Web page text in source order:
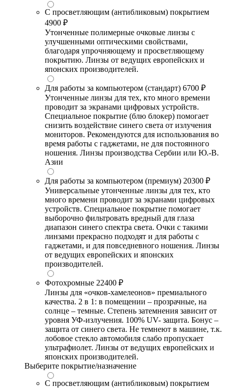
С просветляющим (антибликовым) покрытием
4900 ₽
Утонченные полимерные очковые линзы с
улучшенными оптическими свойствами,
благодаря упрочняющему и просветляющему
покрытию. Линзы от ведущих европейских и
японских производителей.
Для работы за компьютером (стандарт) 6700 ₽
Утонченные линзы для тех, кто много времени
проводит за экранами цифровых устройств.
Специальное покрытие (блю блокер) помогает
снизить воздействие синего света от излучения
мониторов. Рекомендуются для использования во
время работы с гаджетами, не для постоянного
ношения. Линзы производства Сербии или Ю.-В.
Азии
Для работы за компьютером (премиум) 20300 ₽
Универсальные утонченные линзы для тех, кто
много времени проводит за экранами цифровых
устройств. Специальное покрытие помогает
выборочно фильтровать вредный для глаза
диапазон синего спектра света. Очки с такими
линзами прекрасно подходят и для работы с
гаджетами, и для повседневного ношения. Линзы
от ведущих европейских и японских
производителей.
Фотохромные 22400 ₽
Линзы для «очков-хамелеонов» премиального
качества. 2 в 1: в помещении – прозрачные, на
солнце – темные. Степень затемнения зависит от
уровня УФ-излучения. 100% UV- защита. Бонус –
защита от синего света. Не темнеют в машине, т.к.
лобовое стекло автомобиля слабо пропускает
ультрафиолет. Линзы от ведущих европейских и
японских производителей.
Выберите покрытие/назначение
С просветляющим (антибликовым) покрытием